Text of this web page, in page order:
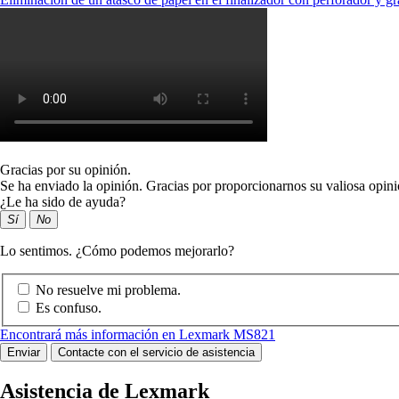
Gracias por su opinión.
Se ha enviado la opinión. Gracias por proporcionarnos su valiosa
¿Le ha sido de ayuda?
Sí No
Lo sentimos. ¿Cómo podemos mejorarlo?
No resuelve mi problema.
Es confuso.
Encontrará más información en Lexmark MS821
Enviar Contacte con el servicio de asistencia
Asistencia de Lexmark